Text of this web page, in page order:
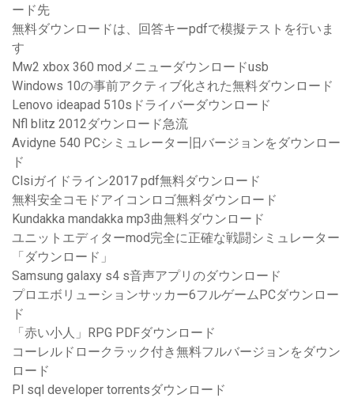
ード先
無料ダウンロードは、回答キーpdfで模擬テストを行いま
す
Mw2 xbox 360 modメニューダウンロードusb
Windows 10の事前アクティブ化された無料ダウンロード
Lenovo ideapad 510sドライバーダウンロード
Nfl blitz 2012ダウンロード急流
Avidyne 540 PCシミュレーター旧バージョンをダウンロー
ド
Clsiガイドライン2017 pdf無料ダウンロード
無料安全コモドアイコンロゴ無料ダウンロード
Kundakka mandakka mp3曲無料ダウンロード
ユニットエディターmod完全に正確な戦闘シミュレーター
「ダウンロード」
Samsung galaxy s4 s音声アプリのダウンロード
プロエボリューションサッカー6フルゲームPCダウンロー
ド
「赤い小人」RPG PDFダウンロード
コーレルドロークラック付き無料フルバージョンをダウン
ロード
Pl sql developer torrentsダウンロード